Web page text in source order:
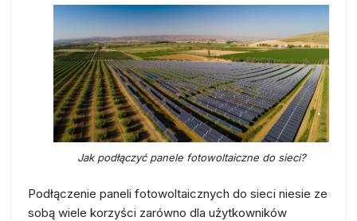
Jak podłączyć panele fotowoltaiczne do sieci?
Podłączenie paneli fotowoltaicznych do sieci niesie ze
sobą wiele korzyści zarówno dla użytkowników